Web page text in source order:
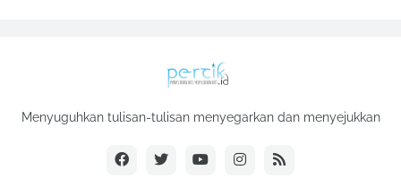
Agustus 2020 (11)
Menyuguhkan tulisan-tulisan menyegarkan dan menyejukkan